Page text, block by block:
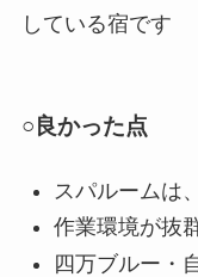
している宿です
○良かった点
スパルームは
作業環境が抜
四万ブルー・